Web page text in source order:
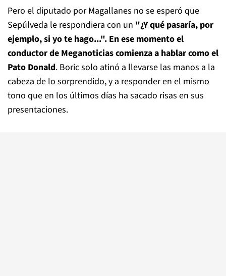
Pero el diputado por Magallanes no se esperó que
Sepúlveda le respondiera con un "¿Y qué pasaría, por
ejemplo, si yo te hago...". En ese momento el
conductor de Meganoticias comienza a hablar como el
Pato Donald. Boric solo atinó a llevarse las manos a la
cabeza de lo sorprendido, y a responder en el mismo
tono que en los últimos días ha sacado risas en sus
presentaciones.